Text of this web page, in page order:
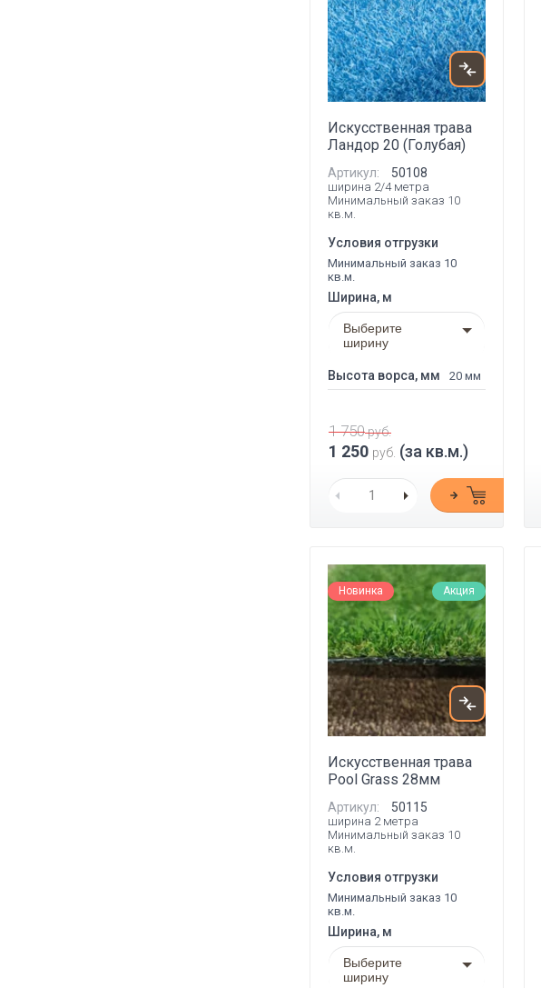
Искусственная трава
Ландор 20 (Голубая)
Артикул: 50108
ширина 2/4 метра
Минимальный заказ 10
кв.м.
Условия отгрузки
Минимальный заказ 10
кв.м.
Ширина, м
Выберите
ширину
Высота ворса, мм 20 мм
1 750руб.
1 250 руб. (за кв.м.)
Новинка Акция
Искусственная трава
Pool Grass 28мм
Артикул: 50115
ширина 2 метра
Минимальный заказ 10
кв.м.
Условия отгрузки
Минимальный заказ 10
кв.м.
Ширина, м
Выберите
ширину